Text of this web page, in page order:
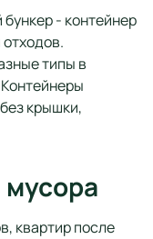
- контейнер
типы в
крышки,
квартир после